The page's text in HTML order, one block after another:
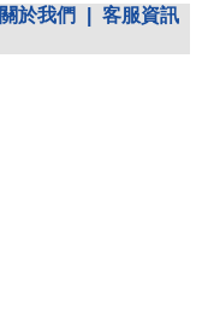
關於我們
客服資訊